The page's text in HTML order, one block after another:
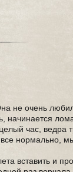
не очень
начинается
час, ведра
нормально,
вставить и